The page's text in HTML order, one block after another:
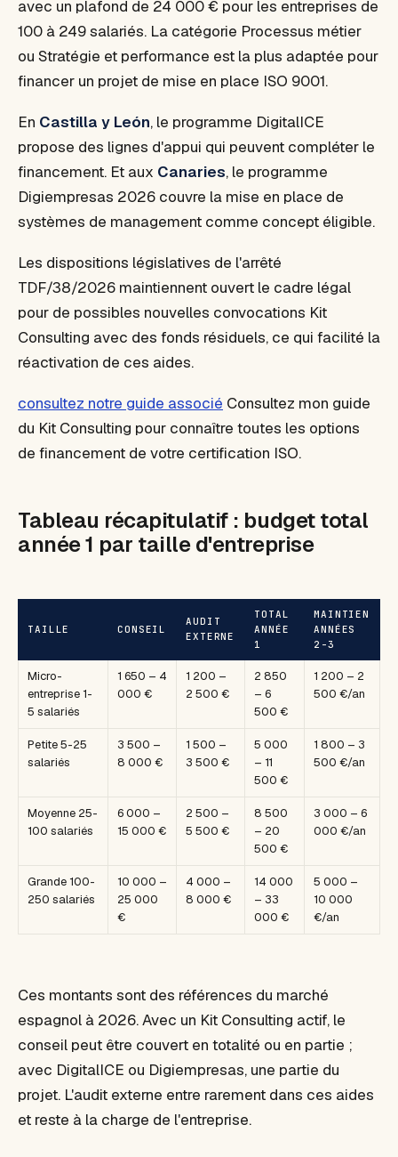
avec un plafond de 24 000 € pour les entreprises de
100 à 249 salariés. La catégorie Processus métier
ou Stratégie et performance est la plus adaptée pour
financer un projet de mise en place ISO 9001.
En Castilla y León, le programme DigitalICE
propose des lignes d'appui qui peuvent compléter le
financement. Et aux Canaries, le programme
Digiempresas 2026 couvre la mise en place de
systèmes de management comme concept éligible.
Les dispositions législatives de l'arrêté
TDF/38/2026 maintiennent ouvert le cadre légal
pour de possibles nouvelles convocations Kit
Consulting avec des fonds résiduels, ce qui facilité la
réactivation de ces aides.
consultez notre guide associé Consultez mon guide
du Kit Consulting pour connaître toutes les options
de financement de votre certification ISO.
Tableau récapitulatif : budget total
année 1 par taille d'entreprise
TAILLE CONSEIL
AUDIT
EXTERNE
TOTAL
ANNÉE
1
MAINTIEN
ANNÉES
2-3
Micro-
entreprise 1-
5 salariés
1 650 – 4
000 €
1 200 –
2 500 €
2 850
– 6
500 €
1 200 – 2
500 €/an
Petite 5-25
salariés
3 500 –
8 000 €
1 500 –
3 500 €
5 000
– 11
500 €
1 800 – 3
500 €/an
Moyenne 25-
100 salariés
6 000 –
15 000 €
2 500 –
5 500 €
8 500
– 20
500 €
3 000 – 6
000 €/an
Grande 100-
250 salariés
10 000 –
25 000
€
4 000 –
8 000 €
14 000
– 33
000 €
5 000 –
10 000
€/an
Ces montants sont des références du marché
espagnol à 2026. Avec un Kit Consulting actif, le
conseil peut être couvert en totalité ou en partie ;
avec DigitalICE ou Digiempresas, une partie du
projet. L'audit externe entre rarement dans ces aides
et reste à la charge de l'entreprise.